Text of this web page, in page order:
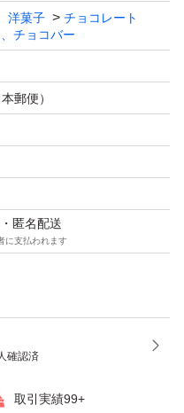
洋菓子
チョコレート
チョコバー
郵便）
匿名配送
に支払われます
確認済
取引実績99+